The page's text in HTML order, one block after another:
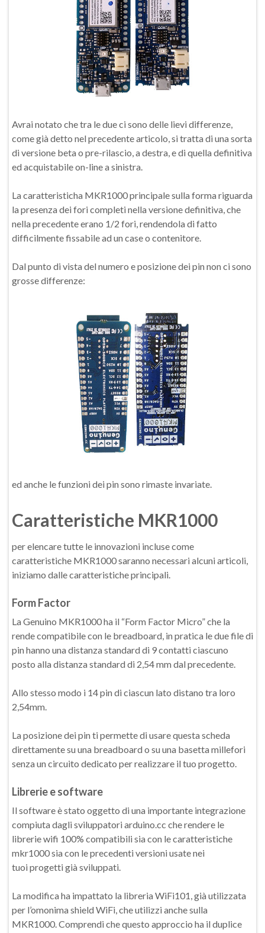
Avrai notato che tra le due ci sono delle lievi differenze,
come già detto nel precedente articolo, si tratta di una sorta
di versione beta o pre-rilascio, a destra, e di quella definitiva
ed acquistabile on-line a sinistra.
La caratteristicha MKR1000 principale sulla forma riguarda
la presenza dei fori completi nella versione definitiva, che
nella precedente erano 1/2 fori, rendendola di fatto
difficilmente fissabile ad un case o contenitore.
Dal punto di vista del numero e posizione dei pin non ci sono
grosse differenze:
ed anche le funzioni dei pin sono rimaste invariate.
Caratteristiche MKR1000
per elencare tutte le innovazioni incluse come
caratteristiche MKR1000 saranno necessari alcuni articoli,
iniziamo dalle caratteristiche principali.
Form Factor
La Genuino MKR1000 ha il “Form Factor Micro” che la
rende compatibile con le breadboard, in pratica le due file di
pin hanno una distanza standard di 9 contatti ciascuno
posto alla distanza standard di 2,54 mm dal precedente.
Allo stesso modo i 14 pin di ciascun lato distano tra loro
2,54mm.
La posizione dei pin ti permette di usare questa scheda
direttamente su una breadboard o su una basetta millefori
senza un circuito dedicato per realizzare il tuo progetto.
Librerie e software
Il software è stato oggetto di una importante integrazione
compiuta dagli sviluppatori arduino.cc che rendere le
librerie wifi 100% compatibili sia con le caratteristiche
mkr1000 sia con le precedenti versioni usate nei
tuoi progetti già sviluppati.
La modifica ha impattato la libreria WiFi101, già utilizzata
per l’omonima shield WiFi, che utilizzi anche sulla
MKR1000. Comprendi che questo approccio ha il duplice